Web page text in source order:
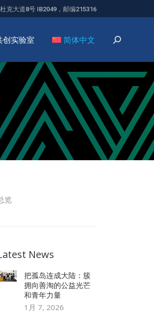
克大道8号 IB2049，邮编215316
创实验室 简体中文
览
News
把孤岛连成大陆：簇
拥向善淘的公益光芒
和青年力量
1月 7, 2026